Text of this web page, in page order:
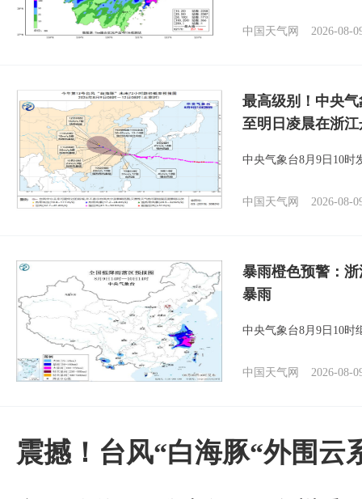
中国天气网 2026-08-
最高级别！中央
至明日凌晨在浙
中央气象台8月9日10时
中国天气网 2026-08-
暴雨橙色预警：
暴雨
中央气象台8月9日10时
中国天气网 2026-08-
震撼！台风“白海豚“外围云